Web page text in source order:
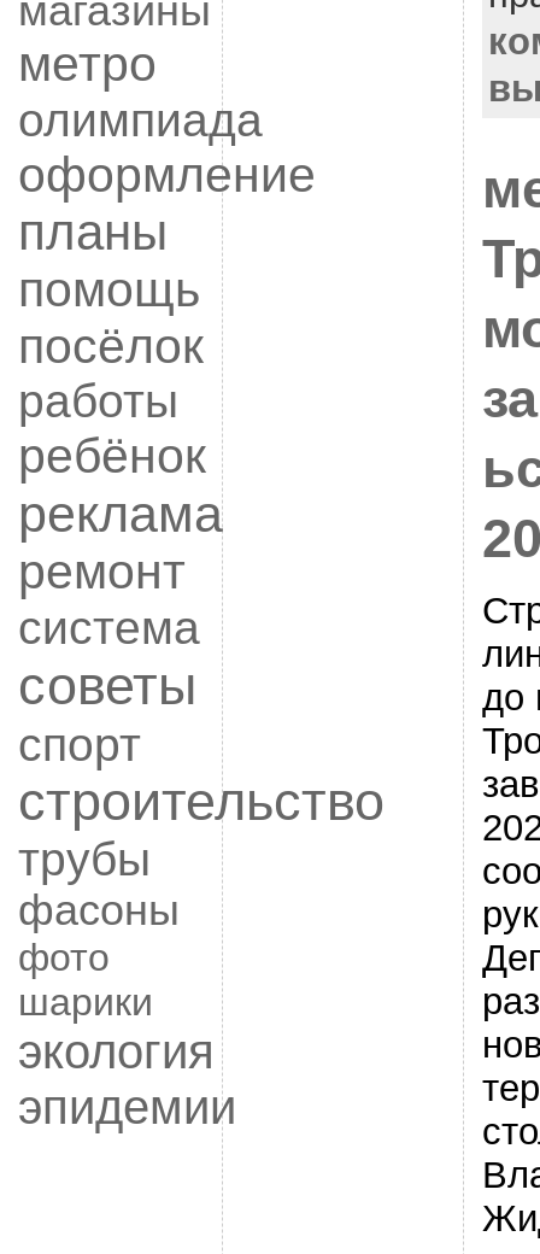
магазины
метро
олимпиада
оформление
планы
помощь
посёлок
работы
ребёнок
реклама
ремонт
система
советы
спорт
строительство
трубы
фасоны
фото
шарики
экология
эпидемии
до